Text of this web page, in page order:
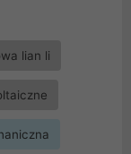
lian li